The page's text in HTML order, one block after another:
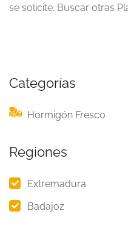
se solicite. Buscar otras
Categorías
Hormigón Fresco
Regiones
Extremadura
Badajoz